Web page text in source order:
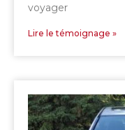
voyager
Lire le témoignage »
GRANBY
MAGOG